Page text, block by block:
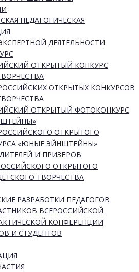
ПЕДАГОГИЧЕСКАЯ
ДЕЯТЕЛЬНОСТИ
ОТКРЫТЫЙ КОНКУРС
ОТКРЫТЫХ КОНКУРСОВ
ОТКРЫТЫЙ ФОТОКОНКУРС
ОТКРЫТОГО
«ЮНЫЕ ЭЙНШТЕЙНЫ»
И ПРИЗЁРОВ
ОТКРЫТОГО
ТВОРЧЕСТВА
РАЗРАБОТКИ ПЕДАГОГОВ
ВСЕРОССИЙСКОЙ
КОНФЕРЕНЦИИ
И СТУДЕНТОВ